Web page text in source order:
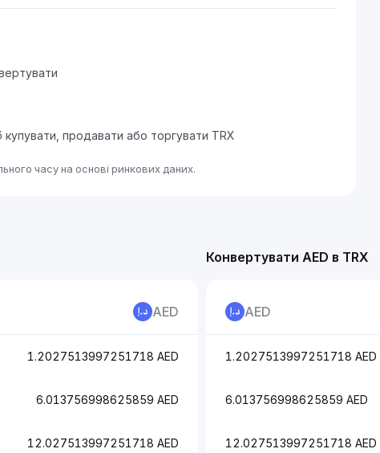
продавати або торгувати TRX
часу на основі ринкових даних.
AED
1.2027513997251718 AED
6.013756998625859 AED
12.027513997251718 AED
Конвертувати AED в TRX
AED
1.2027513997251718 AED
6.013756998625859 AED
12.027513997251718 AED